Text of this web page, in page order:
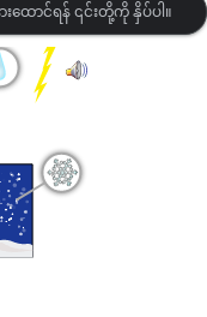
ထောင်ရန် ၎င်းတို့ကို နှိပ်ပါ။